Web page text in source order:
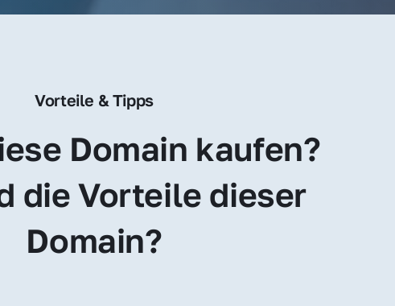
Vorteile & Tipps
Domain kaufen?
die Vorteile dieser
Domain?